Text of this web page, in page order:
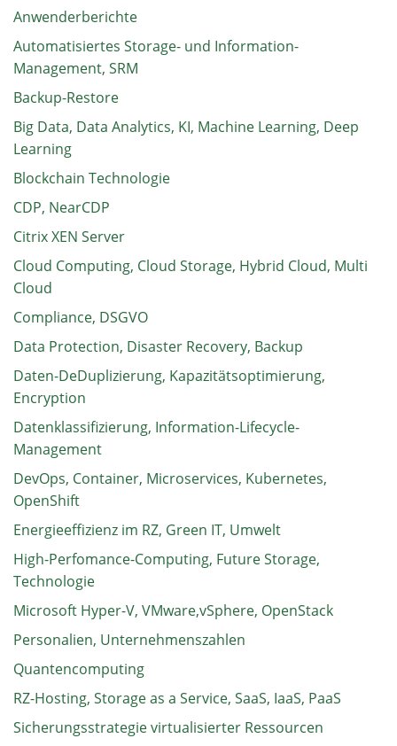
Anwenderberichte
Automatisiertes Storage- und Information-
Management, SRM
Backup-Restore
Big Data, Data Analytics, KI, Machine Learning, Deep
Learning
Blockchain Technologie
CDP, NearCDP
Citrix XEN Server
Cloud Computing, Cloud Storage, Hybrid Cloud, Multi
Cloud
Compliance, DSGVO
Data Protection, Disaster Recovery, Backup
Daten-DeDuplizierung, Kapazitätsoptimierung,
Encryption
Datenklassifizierung, Information-Lifecycle-
Management
DevOps, Container, Microservices, Kubernetes,
OpenShift
Energieeffizienz im RZ, Green IT, Umwelt
High-Perfomance-Computing, Future Storage,
Technologie
Microsoft Hyper-V, VMware,vSphere, OpenStack
Personalien, Unternehmenszahlen
Quantencomputing
RZ-Hosting, Storage as a Service, SaaS, IaaS, PaaS
Sicherungsstrategie virtualisierter Ressourcen